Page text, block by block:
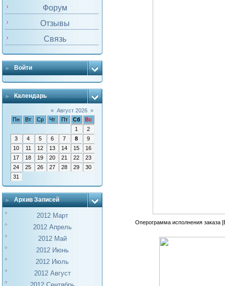
Форум
Отзывы
Связь
Войти
Календарь
« Август 2026 »
Пн
Вт Ср Чт Пт Сб
Вс
1
2
3
4 5 6 7 8
9
10
11 12 13 14 15
16
17
18 19 20 21 22
23
24
25 26 27 28 29
30
31
Архив Записей
2012 Март
2012 Апрель
2012 Май
2012 Июнь
2012 Июль
2012 Август
Оперограмма исполнения заказа